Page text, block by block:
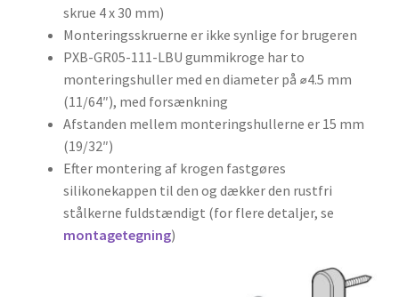
skrue 4 x 30 mm)
Monteringsskruerne er ikke synlige for brugeren
PXB-GR05-111-LBU gummikroge har to
monteringshuller med en diameter på ⌀4.5 mm
(11/64″), med forsænkning
Afstanden mellem monteringshullerne er 15 mm
(19/32″)
Efter montering af krogen fastgøres
silikonekappen til den og dækker den rustfri
stålkerne fuldstændigt (for flere detaljer, se
montagetegning)